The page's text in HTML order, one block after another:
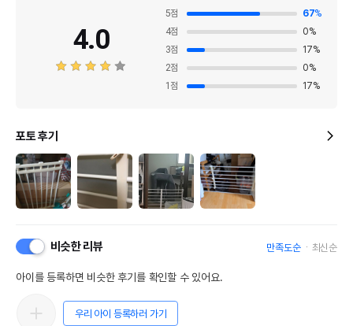
4.0
5점 67%
4점 0%
3점 17%
2점 0%
1 점 17%
포토 후기
비슷한 리뷰 만족도순 최신순
아이를 등록하면 비슷한 후기를 확인할 수 있어요.
우리 아이 등록하러 가기